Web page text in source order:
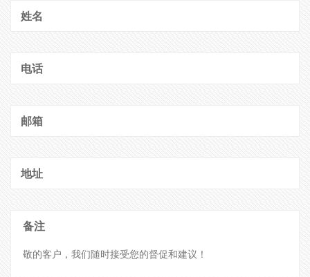
姓名
电话
邮箱
地址
备注